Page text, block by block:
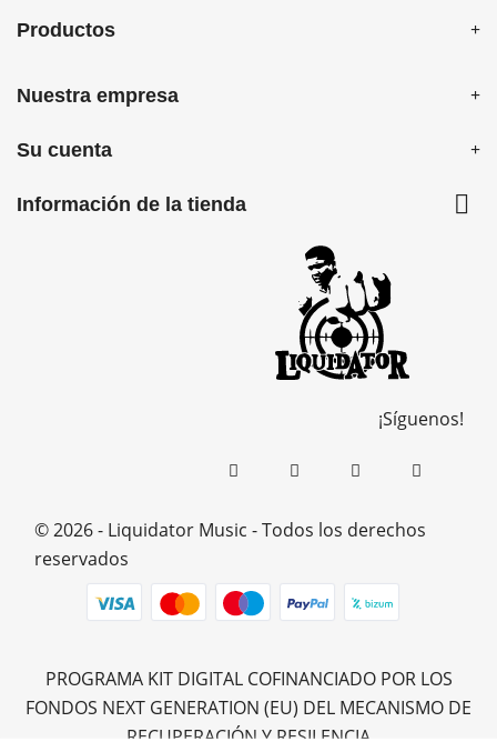
Productos
Nuestra empresa
Su cuenta
Información de la tienda 
¡Síguenos!
© 2026 - Liquidator Music - Todos los derechos
reservados
PROGRAMA KIT DIGITAL COFINANCIADO POR LOS
FONDOS NEXT GENERATION (EU) DEL MECANISMO DE
RECUPERACIÓN Y RESILENCIA